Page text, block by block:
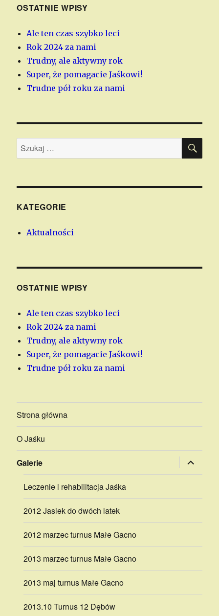
OSTATNIE WPISY
Ale ten czas szybko leci
Rok 2024 za nami
Trudny, ale aktywny rok
Super, że pomagacie Jaśkowi!
Trudne pół roku za nami
Szukaj:
KATEGORIE
Aktualności
OSTATNIE WPISY
Ale ten czas szybko leci
Rok 2024 za nami
Trudny, ale aktywny rok
Super, że pomagacie Jaśkowi!
Trudne pół roku za nami
Strona główna
O Jaśku
Galerie rozwiń
menu
potomne
Leczenie i rehabilitacja Jaśka
2012 Jasiek do dwóch latek
2012 marzec turnus Małe Gacno
2013 marzec turnus Małe Gacno
2013 maj turnus Małe Gacno
2013.10 Turnus 12 Dębów